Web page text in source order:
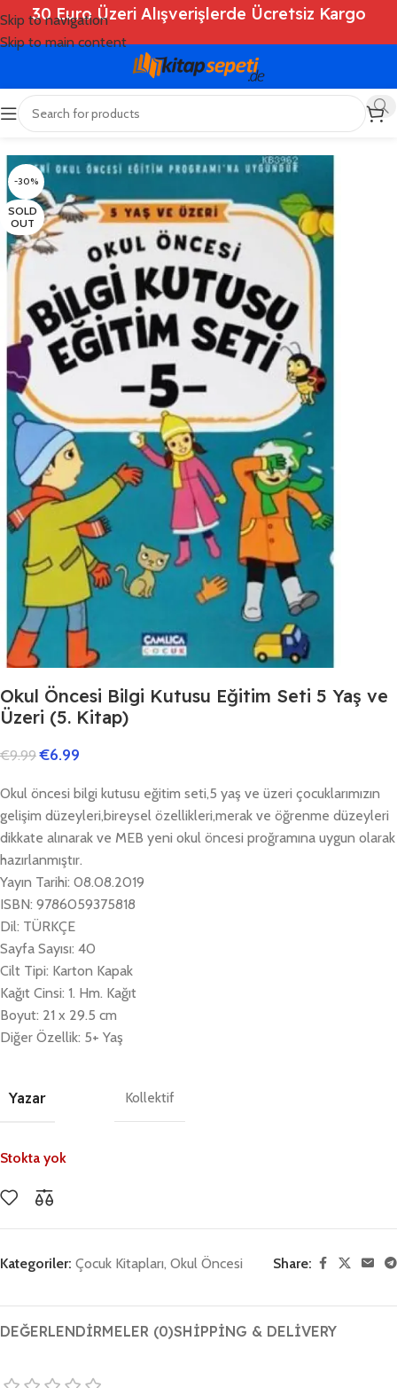
Skip to navigation
Skip to main content
30 Euro Üzeri Alışverişlerde Ücretsiz Kargo
Ana Sayfa Shop
-30%
SOLD
OUT
Okul Öncesi Bilgi Kutusu Eğitim Seti 5 Yaş ve
Üzeri (5. Kitap)
€9.99 €6.99
Okul öncesi bilgi kutusu eğitim seti,5 yaş ve üzeri çocuklarımızın
gelişim düzeyleri,bireysel özellikleri,merak ve öğrenme düzeyleri
dikkate alınarak ve MEB yeni okul öncesi proğramına uygun olarak
hazırlanmıştır.
Yayın Tarihi: 08.08.2019
ISBN: 9786059375818
Dil: TÜRKÇE
Sayfa Sayısı: 40
Cilt Tipi: Karton Kapak
Kağıt Cinsi: 1. Hm. Kağıt
Boyut: 21 x 29.5 cm
Diğer Özellik: 5+ Yaş
Yazar Kollektif
Stokta yok
Kategoriler: Çocuk Kitapları, Okul Öncesi Share:
DEĞERLENDIRMELER (0)SHIPPING & DELIVERY